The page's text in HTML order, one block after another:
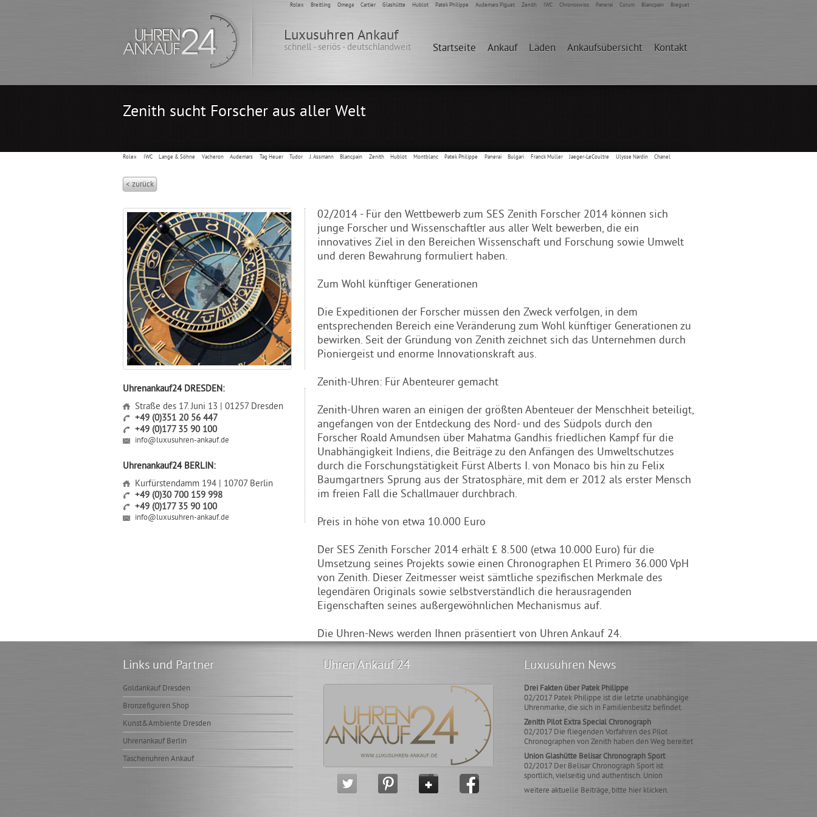
Rolex Breitling Omega Cartier Glashütte Hublot Patek Philippe Audemars Piguet Zenith IWC Chronoswiss Panerai Corum Blancpain Breguet
Luxusuhren Ankauf
schnell - seriös - deutschlandweit Startseite Ankauf Läden Ankaufsübersicht Kontakt
Zenith sucht Forscher aus aller Welt
Rolex IWC Lange & Söhne Vacheron Audemars Tag Heuer Tudor J. Assmann Blancpain Zenith Hublot Montblanc Patek Philippe Panerai Bulgari Franck Muller Jaeger-LeCoultre Ulysse Nardin Chanel
< zurück
Uhrenankauf24 DRESDEN:
Straße des 17. Juni 13 | 01257 Dresden
+49 (0)351 20 56 447
+49 (0)177 35 90 100
info@luxusuhren-ankauf.de
Uhrenankauf24 BERLIN:
Kurfürstendamm 194 | 10707 Berlin
+49 (0)30 700 159 998
+49 (0)177 35 90 100
info@luxusuhren-ankauf.de
02/2014 - Für den Wettbewerb zum SES Zenith Forscher 2014 können sich
junge Forscher und Wissenschaftler aus aller Welt bewerben, die ein
innovatives Ziel in den Bereichen Wissenschaft und Forschung sowie Umwelt
und deren Bewahrung formuliert haben.
Zum Wohl künftiger Generationen
Die Expeditionen der Forscher müssen den Zweck verfolgen, in dem
entsprechenden Bereich eine Veränderung zum Wohl künftiger Generationen zu
bewirken. Seit der Gründung von Zenith zeichnet sich das Unternehmen durch
Pioniergeist und enorme Innovationskraft aus.
Zenith-Uhren: Für Abenteurer gemacht
Zenith-Uhren waren an einigen der größten Abenteuer der Menschheit beteiligt,
angefangen von der Entdeckung des Nord- und des Südpols durch den
Forscher Roald Amundsen über Mahatma Gandhis friedlichen Kampf für die
Unabhängigkeit Indiens, die Beiträge zu den Anfängen des Umweltschutzes
durch die Forschungstätigkeit Fürst Alberts I. von Monaco bis hin zu Felix
Baumgartners Sprung aus der Stratosphäre, mit dem er 2012 als erster Mensch
im freien Fall die Schallmauer durchbrach.
Preis in höhe von etwa 10.000 Euro
Der SES Zenith Forscher 2014 erhält £ 8.500 (etwa 10.000 Euro) für die
Umsetzung seines Projekts sowie einen Chronographen El Primero 36.000 VpH
von Zenith. Dieser Zeitmesser weist sämtliche spezifischen Merkmale des
legendären Originals sowie selbstverständlich die herausragenden
Eigenschaften seines außergewöhnlichen Mechanismus auf.
Die Uhren-News werden Ihnen präsentiert von Uhren Ankauf 24.
Links und Partner
Goldankauf Dresden
Bronzefiguren Shop
Kunst&Ambiente Dresden
Uhrenankauf Berlin
Taschenuhren Ankauf
Uhren Ankauf 24 Luxusuhren News
Drei Fakten über Patek Philippe
02/2017 Patek Philippe ist die letzte unabhängige
Uhrenmarke, die sich in Familienbesitz befindet.
Seit 175 J
Zenith Pilot Extra Special Chronograph
02/2017 Die fliegenden Vorfahren des Pilot
Chronographen von Zenith haben den Weg bereitet
für eine außergew
Union Glashütte Belisar Chronograph Sport
02/2017 Der Belisar Chronograph Sport ist
sportlich, vielseitig und authentisch. Union
Glashütte überzeugt m
weitere aktuelle Beiträge, bitte hier klicken.